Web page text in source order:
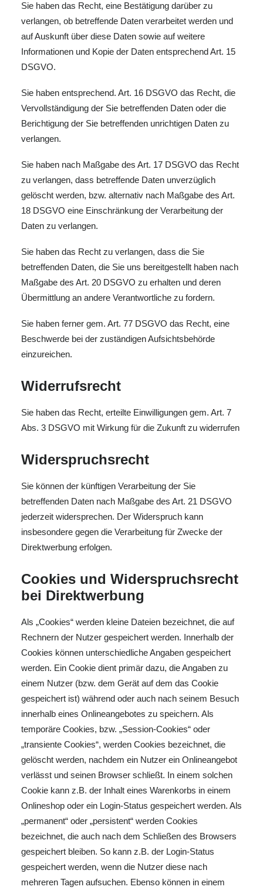
Sie haben das Recht, eine Bestätigung darüber zu
verlangen, ob betreffende Daten verarbeitet werden und
auf Auskunft über diese Daten sowie auf weitere
Informationen und Kopie der Daten entsprechend Art. 15
DSGVO.
Sie haben entsprechend. Art. 16 DSGVO das Recht, die
Vervollständigung der Sie betreffenden Daten oder die
Berichtigung der Sie betreffenden unrichtigen Daten zu
verlangen.
Sie haben nach Maßgabe des Art. 17 DSGVO das Recht
zu verlangen, dass betreffende Daten unverzüglich
gelöscht werden, bzw. alternativ nach Maßgabe des Art.
18 DSGVO eine Einschränkung der Verarbeitung der
Daten zu verlangen.
Sie haben das Recht zu verlangen, dass die Sie
betreffenden Daten, die Sie uns bereitgestellt haben nach
Maßgabe des Art. 20 DSGVO zu erhalten und deren
Übermittlung an andere Verantwortliche zu fordern.
Sie haben ferner gem. Art. 77 DSGVO das Recht, eine
Beschwerde bei der zuständigen Aufsichtsbehörde
einzureichen.
Widerrufsrecht
Sie haben das Recht, erteilte Einwilligungen gem. Art. 7
Abs. 3 DSGVO mit Wirkung für die Zukunft zu widerrufen
Widerspruchsrecht
Sie können der künftigen Verarbeitung der Sie
betreffenden Daten nach Maßgabe des Art. 21 DSGVO
jederzeit widersprechen. Der Widerspruch kann
insbesondere gegen die Verarbeitung für Zwecke der
Direktwerbung erfolgen.
Cookies und Widerspruchsrecht
bei Direktwerbung
Als „Cookies“ werden kleine Dateien bezeichnet, die auf
Rechnern der Nutzer gespeichert werden. Innerhalb der
Cookies können unterschiedliche Angaben gespeichert
werden. Ein Cookie dient primär dazu, die Angaben zu
einem Nutzer (bzw. dem Gerät auf dem das Cookie
gespeichert ist) während oder auch nach seinem Besuch
innerhalb eines Onlineangebotes zu speichern. Als
temporäre Cookies, bzw. „Session-Cookies“ oder
„transiente Cookies“, werden Cookies bezeichnet, die
gelöscht werden, nachdem ein Nutzer ein Onlineangebot
verlässt und seinen Browser schließt. In einem solchen
Cookie kann z.B. der Inhalt eines Warenkorbs in einem
Onlineshop oder ein Login-Status gespeichert werden. Als
„permanent“ oder „persistent“ werden Cookies
bezeichnet, die auch nach dem Schließen des Browsers
gespeichert bleiben. So kann z.B. der Login-Status
gespeichert werden, wenn die Nutzer diese nach
mehreren Tagen aufsuchen. Ebenso können in einem